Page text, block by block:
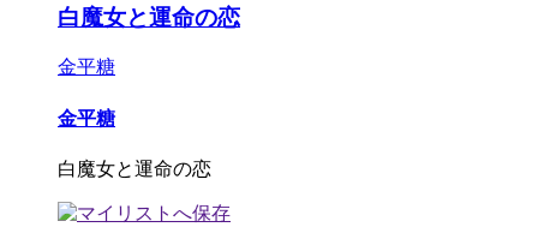
白魔女と運命の恋
金平糖
金平糖
白魔女と運命の恋